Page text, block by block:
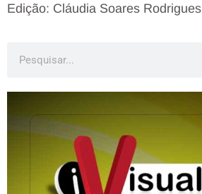
Edição: Cláudia Soares Rodrigues